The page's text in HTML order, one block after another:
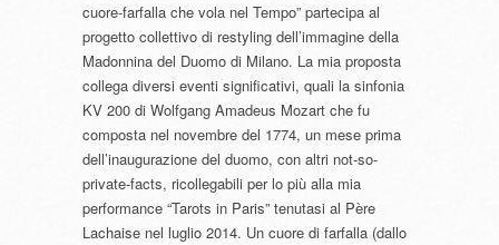
cuore-farfalla che vola nel Tempo” partecipa al
progetto collettivo di restyling dell’immagine della
Madonnina del Duomo di Milano. La mia proposta
collega diversi eventi significativi, quali la sinfonia
KV 200 di Wolfgang Amadeus Mozart che fu
composta nel novembre del 1774, un mese prima
dell’inaugurazione del duomo, con altri not-so-
private-facts, ricollegabili per lo più alla mia
performance “Tarots in Paris” tenutasi al Père
Lachaise nel luglio 2014. Un cuore di farfalla (dallo